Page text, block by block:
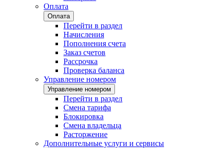
Оплата
Оплата
Перейти в раздел
Начисления
Пополнения счета
Заказ счетов
Рассрочка
Проверка баланса
Управление номером
Управление номером
Перейти в раздел
Смена тарифа
Блокировка
Смена владельца
Расторжение
Дополнительные услуги и сервисы